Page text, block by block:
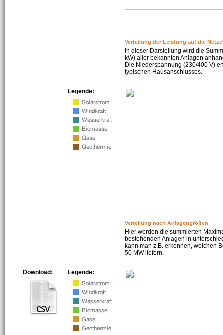
Verteilung der Leistung auf die
In dieser Darstellung wird die
kW) aller bekannten Anlagen
Die Niederspannung (230/400 V)
typischen Hausanschlusses.
Legende:
Verteilung nach Anlagengrößen
Hier werden die summierten
bestehenden Anlagen in
kann man z.B. erkennen, welchen
50 MW liefern.
Legende:
Download: